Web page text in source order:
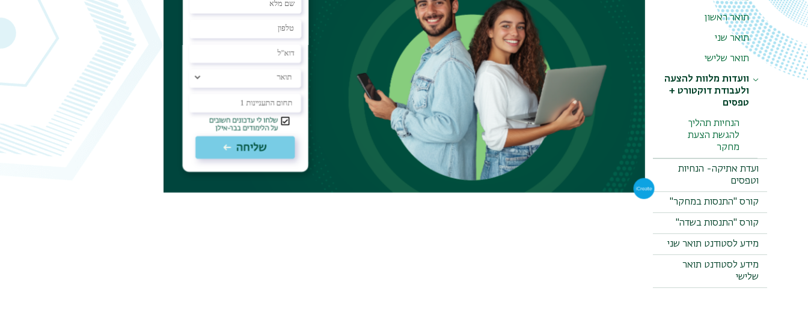
תואר ראשון
תואר שני
תואר שלישי
וועדות מלוות להצעה
ולעבודת דוקטורט +
טפסים
הנחיות תהליך
להגשת הצעת
מחקר
ועדת אתיקה- הנחיות
וטפסים
קורס "התנסות במחקר"
קורס "התנסות בשדה"
מידע לסטודנט תואר שני
מידע לסטודנט תואר
שלישי
הנחיות להגשת עבודת דוקטורט לשיפוט ולבחינה באמצעות ועדה מלווה
פורמט לסיכום בחינה על עבודת דוקטורט באמצעות וועדה מלווה (חובה לערוך ע"פ הפורמרט)